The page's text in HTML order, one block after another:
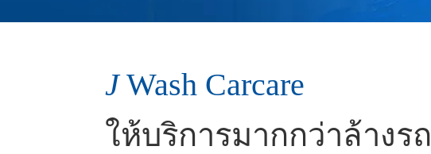
JWash Carcare
ให้บริการมากกว่าล้างรถ